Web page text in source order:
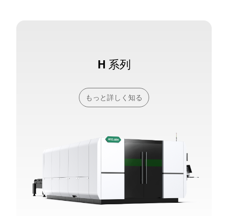
H 系列
もっと詳しく知る